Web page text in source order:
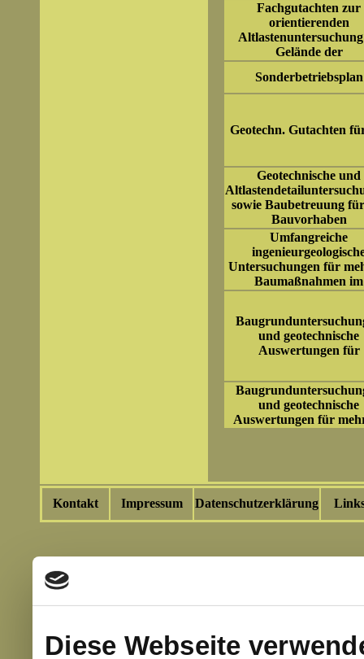
Diese Webseite
Fachgutachten zur
orientierenden
Gelände der
Sonderbetriebsplan
Geotechn. Gutachten
Geotechnische und
sowie Baubetreuung
Bauvorhaben
Umfangreiche
Untersuchungen für
Baumaßnahmen im
und geotechnische
Auswertungen für
und geotechnische
Auswertungen für
Kontakt Impressum Datenschutzerklärung